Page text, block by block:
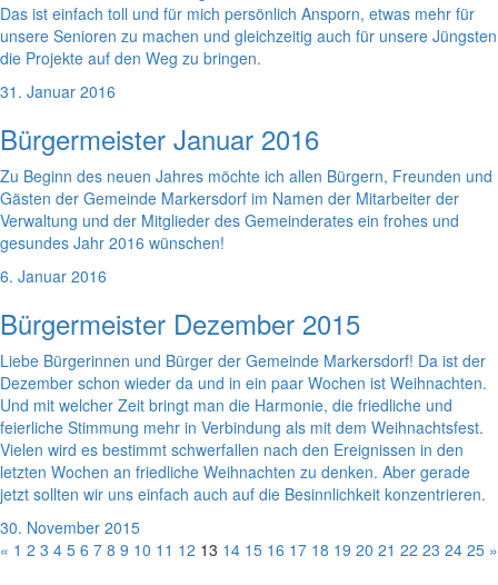
Das ist einfach toll und für mich persönlich Ansporn, etwas mehr für
unsere Senioren zu machen und gleichzeitig auch für unsere Jüngsten
die Projekte auf den Weg zu bringen.
31. Januar 2016
Bürgermeister Januar 2016
Zu Beginn des neuen Jahres möchte ich allen Bürgern, Freunden und
Gästen der Gemeinde Markersdorf im Namen der Mitarbeiter der
Verwaltung und der Mitglieder des Gemeinderates ein frohes und
gesundes Jahr 2016 wünschen!
6. Januar 2016
Bürgermeister Dezember 2015
Liebe Bürgerinnen und Bürger der Gemeinde Markersdorf! Da ist der
Dezember schon wieder da und in ein paar Wochen ist Weihnachten.
Und mit welcher Zeit bringt man die Harmonie, die friedliche und
feierliche Stimmung mehr in Verbindung als mit dem Weihnachtsfest.
Vielen wird es bestimmt schwerfallen nach den Ereignissen in den
letzten Wochen an friedliche Weihnachten zu denken. Aber gerade
jetzt sollten wir uns einfach auch auf die Besinnlichkeit konzentrieren.
30. November 2015
« 1 2 3 4 5 6 7 8 9 10 11 12 13 14 15 16 17 18 19 20 21 22 23 24 25 »